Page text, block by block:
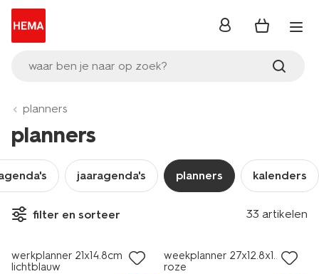
waar ben je naar op zoek?
inloggen
planners
planners
jaaragenda's planners kalenders
filter en sorteer 33 artikelen
nieuw
werkplanner 21x14.8cm
lichtblauw
weekplanner 27x12.8x1.2cm
roze